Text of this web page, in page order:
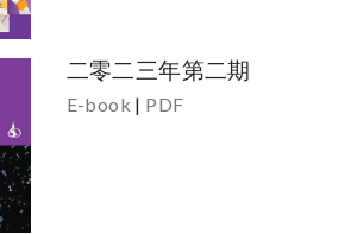
二零二三年第二期
E-book | PDF